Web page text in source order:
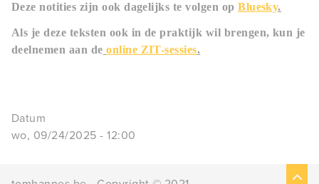
Deze notities zijn ook dagelijks te volgen opBluesky.
Als je deze teksten ook in de praktijk wil brengen, kun je
deelnemen aan de online ZIT-sessies.
Datum
wo, 09/24/2025 - 12:00